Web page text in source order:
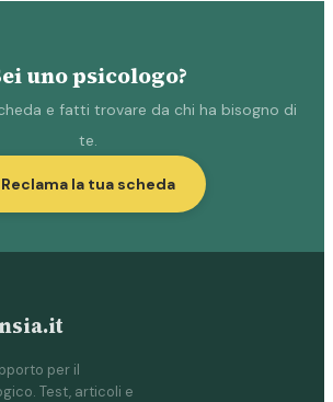
uno psicologo?
e fatti trovare da chi ha bisogno di
te.
Reclama la tua scheda
per il
Test, articoli e